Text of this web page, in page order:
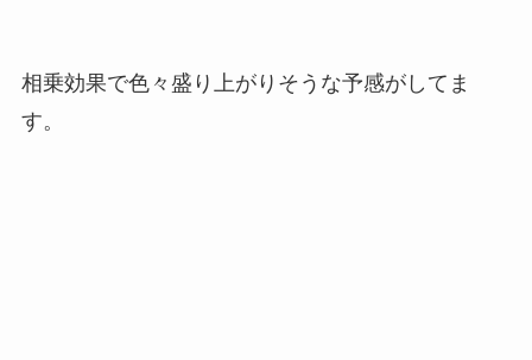
相乗効果で色々盛り上がりそうな予感がしてま
す。